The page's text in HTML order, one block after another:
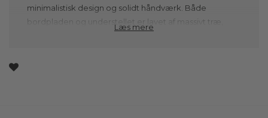
minimalistisk design og solidt håndværk. Både
bordpladen og understellet er lavet af massivt træ,
Læs mere